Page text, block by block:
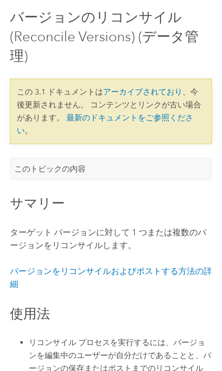
バージョンのリコンサイル
(Reconcile Versions) (データ管
理)
この 3.1 ドキュメントはアーカイブされており 、今
後更新されません。 コンテンツとリンクが古い場合
があります。 最新のドキュメントをご参照くださ
い。
このトピックの内容
サマリー
ターゲット バージョンに対して 1 つまたは複数のバ
ージョンをリコンサイルします。
バージョンをリコンサイルおよびポストする方法の詳
細
使用法
リコンサイル プロセスを実行するには、バージョ
ンを編集中のユーザーが自分だけであることと、バ
ージョンの保存またはポストまでのリコンサイル